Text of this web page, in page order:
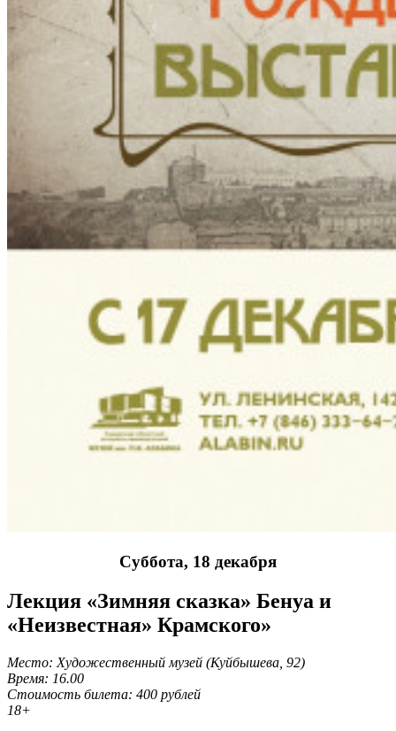
Суббота, 18 декабря
Лекция «Зимняя сказка» Бенуа и
«Неизвестная» Крамского»
Место: Художественный музей (Куйбышева, 92)
Время: 16.00
Стоимость билета: 400 рублей
18+